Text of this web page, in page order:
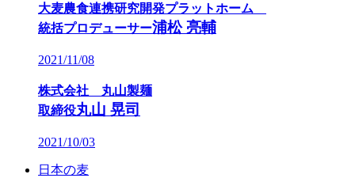
大麦農食連携研究開発プラットホーム
統括プロデューサー浦松 亮輔
2021/11/08
株式会社 丸山製麺
取締役丸山 晃司
2021/10/03
日本の麦